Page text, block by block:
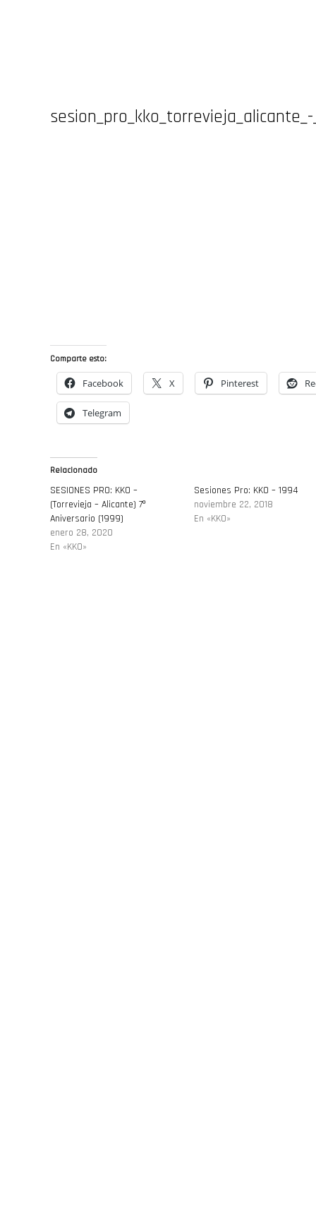
Comparte esto:
Facebook X Pinterest
Telegram
Relacionado
SESIONES PRO: KKO –
(Torrevieja – Alicante) 7º
Aniversario (1999)
enero 28, 2020
En «KKO»
Sesiones Pro: KKO – 1994
noviembre 22, 2018
En «KKO»